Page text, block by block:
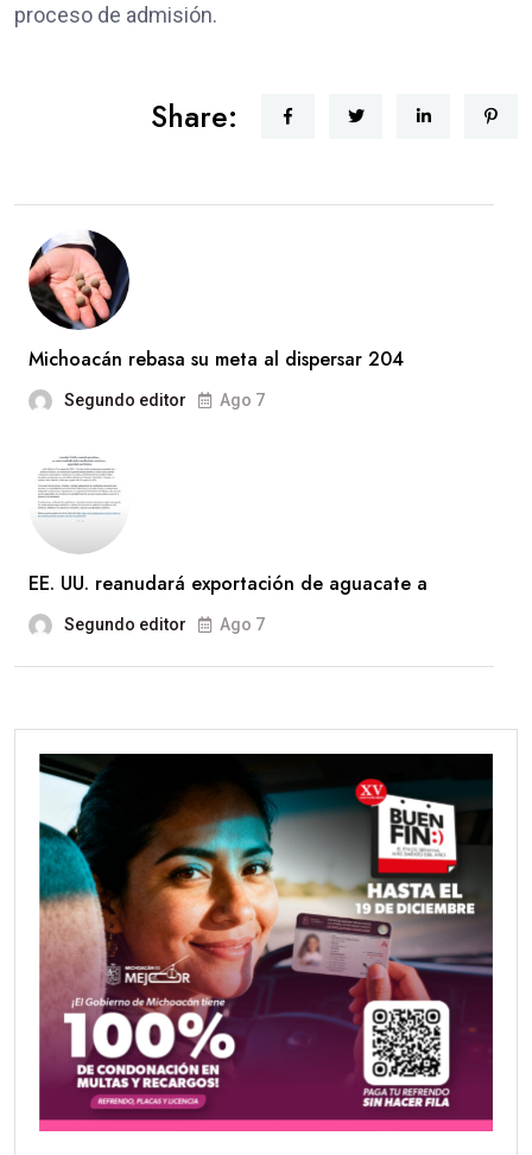
proceso de admisión.
Share:
Michoacán rebasa su meta al dispersar 204
Segundo editor Ago 7
EE. UU. reanudará exportación de aguacate a
Segundo editor Ago 7